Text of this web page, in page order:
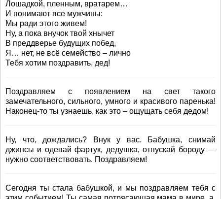
Лошадкой, пленным, вратарем…
И понимают все мужчины:
Мы ради этого живем!
Ну, а пока внучок твой хнычет
В преддверье будущих побед,
Я… нет, не всё семейство – лично
Тебя хотим поздравить, дед!
Поздравляем с появлением на свет такого
замечательного, сильного, умного и красивого паренька!
Наконец-то ты узнаешь, как это – ощущать себя дедом!
Ну, что, дождались? Внук у вас. Бабушка, снимай
джинсы и одевай фартук, дедушка, отпускай бороду —
нужно соответствовать. Поздравляем!
Сегодня ты стала бабушкой, и мы поздравляем тебя с